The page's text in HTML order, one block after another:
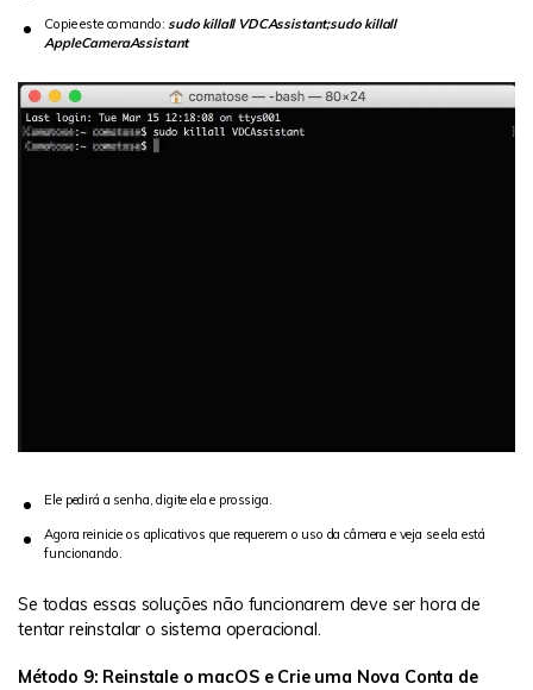
Copie este comando: sudo killall VDCAssistant;sudo killall
AppleCameraAssistant
Ele pedirá a senha, digite ela e prossiga.
Agora reinicie os aplicativos que requerem o uso da câmera e veja se ela está
funcionando.
Se todas essas soluções não funcionarem deve ser hora de
tentar reinstalar o sistema operacional.
Método 9: Reinstale o macOS e Crie uma Nova Conta de